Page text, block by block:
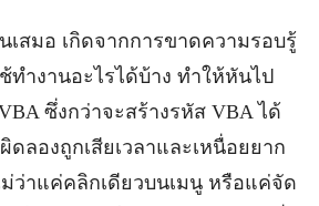
สมอ เกิดจากการขาดความรอบรู้
ทำงานอะไรได้บ้าง ทำให้หันไป
ซึ่งกว่าจะสร้างรหัส VBA ได้
ดลองถูกเสียเวลาและเหนื่อยยาก
ว่าแค่คลิกเดียวบนเมนู หรือแค่จัด